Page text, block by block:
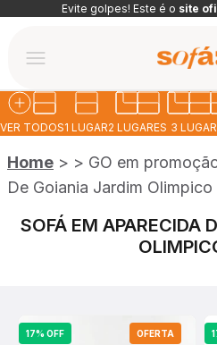
Pular para o conteúdoEvite golpes! Este é o site
Abrir menu de navegação
Sofá na
VER TODOS1 LUGAR2 LUGARES 3
Home > > GO em
De Goiania Jardim Olimpico
SOFÁ EM APARECIDA
17% OFF OFERTA